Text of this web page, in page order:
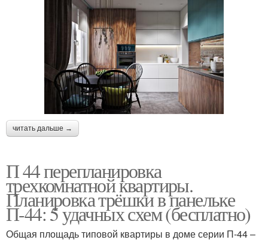
читать дальше →
П 44 перепланировка
трехкомнатной квартиры.
Планировка трёшки в панельке
П-44: 5 удачных схем (бесплатно)
Общая площадь типовой квартиры в доме серии П-44 –